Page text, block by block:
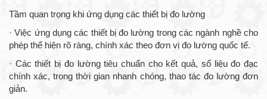
Tầm quan trọng khi ứng dụng các thiết bị đo lường
· Việc ứng dụng các thiết bị đo lường trong các ngành nghề cho
phép thể hiện rõ ràng, chính xác theo đơn vị đo lường quốc tế.
· Các thiết bị đo lường tiêu chuẩn cho kết quả, số liệu đo đạc
chính xác, trong thời gian nhanh chóng, thao tác đo lường đơn
giản.